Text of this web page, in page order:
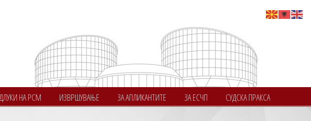
НА РСМ ИЗВРШУВАЊЕ ЗА АПЛИКАНТИТЕ ЗА ЕСЧП СУДСКА ПРАКСА